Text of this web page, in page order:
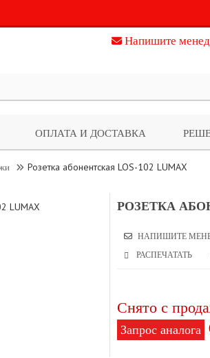
Напишите
ОПЛАТА И ДОСТАВКА
Розетка абонентская LOS-102 LUMAX
РОЗЕТКА
НАПИШИТЕ
РАСПЕЧАТАТЬ
Снято с
Запрос аналога